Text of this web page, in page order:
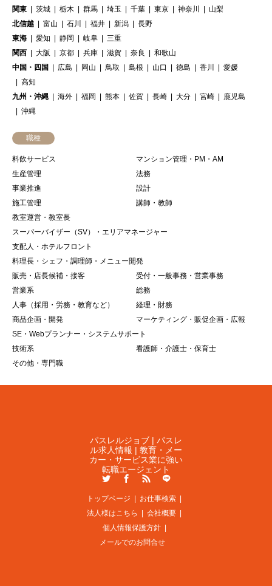
関東
茨城 栃木 群馬 埼玉 千葉 東京 神奈川
山梨
北信越
富山 石川 福井 新潟
長野
東海
愛知 静岡 岐阜
三重
関西
大阪 京都 兵庫 滋賀 奈良
和歌山
中国・四国
広島 岡山 鳥取 島根 山口 徳島 香川
愛媛
高知
九州・沖縄
海外 福岡 熊本 佐賀 長崎 大分 宮崎
鹿児島
沖縄
職種
料飲サービス
マンション管理・PM・AM
生産管理
法務
事業推進
設計
施工管理
講師・教師
教室運営・教室長
スーパーバイザー（SV）・エリアマネージャー
支配人・ホテルフロント
料理長・シェフ・調理師・メニュー開発
販売・店長候補・接客
受付・一般事務・営業事務
営業系
総務
人事（採用・労務・教育など）
経理・財務
商品企画・開発
マーケティング・販促企画・広報
SE・Webプランナー・システムサポート
技術系
看護師・介護士・保育士
その他・専門職
パスレルジョブ | パスレ
ル求人情報 | 教育・メー
カー・サービス業に強い
転職エージェント
LINE
トップページ
お仕事検索
法人様はこちら
会社概要
個人情報保護方針
メールでのお問合せ